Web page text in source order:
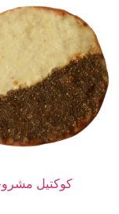
كوكتيل